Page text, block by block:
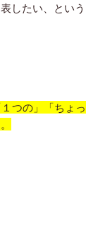
したい、という
つの」「ちょっ